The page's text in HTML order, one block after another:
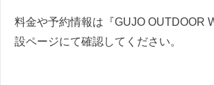
料金や予約情報は『GUJO OUTDOOR
設ページにて確認してください。